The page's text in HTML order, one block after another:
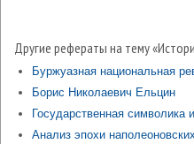
Другие рефераты на тему
Буржуазная национальная
Борис Николаевич Ельцин
Государственная символика
Анализ эпохи